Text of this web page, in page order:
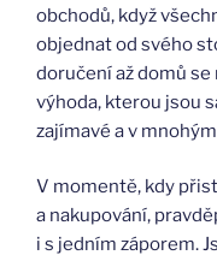
obchodů, když
objednat od svého
doručení až domů
výhoda, kterou jsou
zajímavé a v
V momentě, kdy
a nakupování,
i s jedním záporem.